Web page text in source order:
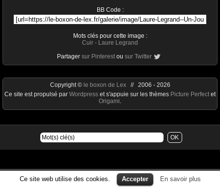
BB Code :
Mots clés pour cette image :
Cuir - Laure Legrand
Partager sur Pinterest ou sur Twitter
Ce site web utilise des cookies. Accepter En savoir plus
Copyright © le boxon de Lex// 2006 - 2026
Ce site est propulsé par Wordpress et s'appuie sur les thèmes Picture Perfect et
Origami.